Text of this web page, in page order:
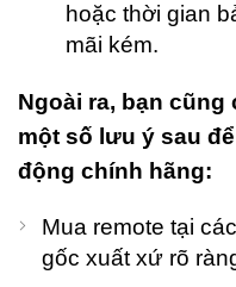
hoặc thời gian
mãi kém.
Ngoài ra, bạn cũng
một số lưu ý sau
động chính hãng:
Mua remote tại
gốc xuất xứ rõ